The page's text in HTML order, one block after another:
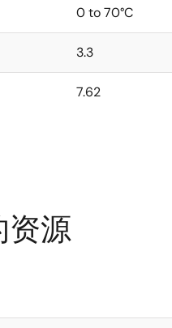
0 to 70°C
3.3
7.62
源